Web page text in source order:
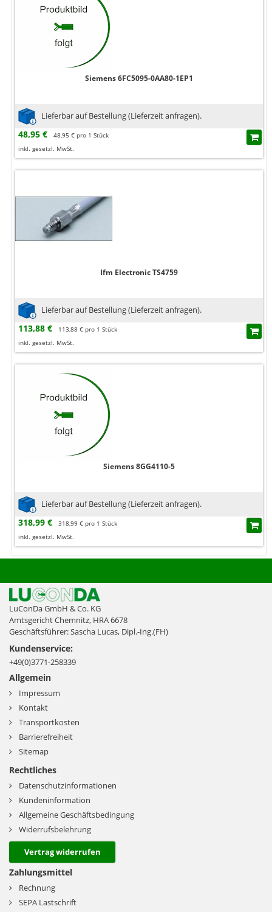
Siemens 6FC5095-0AA80-1EP1
Lieferbar auf Bestellung (Lieferzeit anfragen).
48,95 €
48,95 € pro 1 Stück
inkl. gesetzl. MwSt.
Ifm Electronic TS4759
Lieferbar auf Bestellung (Lieferzeit anfragen).
113,88 €
113,88 € pro 1 Stück
inkl. gesetzl. MwSt.
Siemens 8GG4110-5
Lieferbar auf Bestellung (Lieferzeit anfragen).
318,99 €
318,99 € pro 1 Stück
inkl. gesetzl. MwSt.
LuConDa GmbH & Co. KG
Amtsgericht Chemnitz, HRA 6678
Geschäftsführer: Sascha Lucas, Dipl.-Ing.(FH)
Kundenservice:
+49(0)3771-258339
Allgemein
Impressum
Kontakt
Transportkosten
Barrierefreiheit
Sitemap
Rechtliches
Datenschutzinformationen
Kundeninformation
Allgemeine Geschäftsbedingung
Widerrufsbelehrung
Vertrag widerrufen
Zahlungsmittel
Rechnung
SEPA Lastschrift